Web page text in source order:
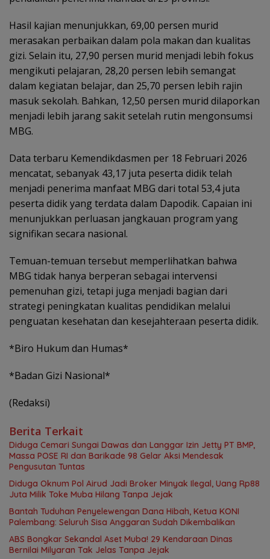
Hasil kajian menunjukkan, 69,00 persen murid
merasakan perbaikan dalam pola makan dan kualitas
gizi. Selain itu, 27,90 persen murid menjadi lebih fokus
mengikuti pelajaran, 28,20 persen lebih semangat
dalam kegiatan belajar, dan 25,70 persen lebih rajin
masuk sekolah. Bahkan, 12,50 persen murid dilaporkan
menjadi lebih jarang sakit setelah rutin mengonsumsi
MBG.
Data terbaru Kemendikdasmen per 18 Februari 2026
mencatat, sebanyak 43,17 juta peserta didik telah
menjadi penerima manfaat MBG dari total 53,4 juta
peserta didik yang terdata dalam Dapodik. Capaian ini
menunjukkan perluasan jangkauan program yang
signifikan secara nasional.
Temuan-temuan tersebut memperlihatkan bahwa
MBG tidak hanya berperan sebagai intervensi
pemenuhan gizi, tetapi juga menjadi bagian dari
strategi peningkatan kualitas pendidikan melalui
penguatan kesehatan dan kesejahteraan peserta didik.
*Biro Hukum dan Humas*
*Badan Gizi Nasional*
(Redaksi)
Berita Terkait
Diduga Cemari Sungai Dawas dan Langgar Izin Jetty PT BMP,
Massa POSE RI dan Barikade 98 Gelar Aksi Mendesak
Pengusutan Tuntas
Diduga Oknum Pol Airud Jadi Broker Minyak Ilegal, Uang Rp88
Juta Milik Toke Muba Hilang Tanpa Jejak
Bantah Tuduhan Penyelewengan Dana Hibah, Ketua KONI
Palembang: Seluruh Sisa Anggaran Sudah Dikembalikan
ABS Bongkar Sekandal Aset Muba! 29 Kendaraan Dinas
Bernilai Milyaran Tak Jelas Tanpa Jejak